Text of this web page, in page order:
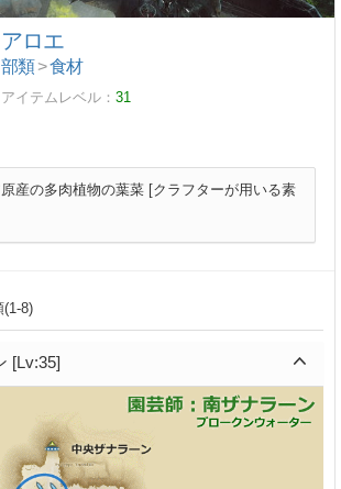
アロエ
部類>食材
アイテムレベル： 31
産の多肉植物の葉菜 [クラフターが用いる素
(1-8)
[Lv:35]